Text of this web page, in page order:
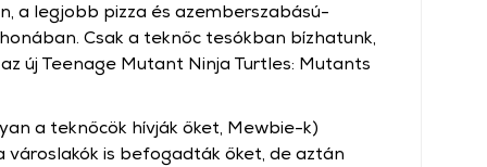
a legjobb pizza és azemberszabású-
Csak a teknőc tesókban bízhatunk,
új Teenage Mutant Ninja Turtles: Mutants
a teknőcök hívják őket, Mewbie-k)
városlakók is befogadták őket, de aztán